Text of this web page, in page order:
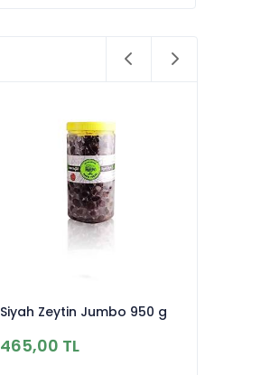
Siyah Zeytin Jumbo 950 g
465,00 TL